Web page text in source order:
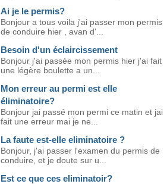
Ai je le permis?
Bonjour a tous voila j'ai passer mon permis
de conduire hier , avan d'...
Besoin d'un éclaircissement
Bonjour j'ai passée mon permis hier j'ai fait
une légère boulette a un...
Mon erreur au permi est elle
éliminatoire?
Bonjour jai passé mon permi ce matin et jai
fait une erreur mai je ne...
La faute est-elle eliminatoire ?
Bonjour, j'ai passer l'examen du permis de
conduire, et je doute sur u...
Est ce que ces eliminatoir?